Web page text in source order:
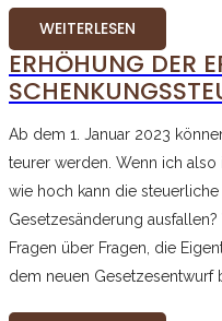
WEITERLESEN
ERHÖHUNG DER
Ab dem 1. Januar 2023
teurer werden. Wenn ich also
wie hoch kann die
Gesetzesänderung
Fragen über Fragen, die
dem neuen Gesetzesentwurf